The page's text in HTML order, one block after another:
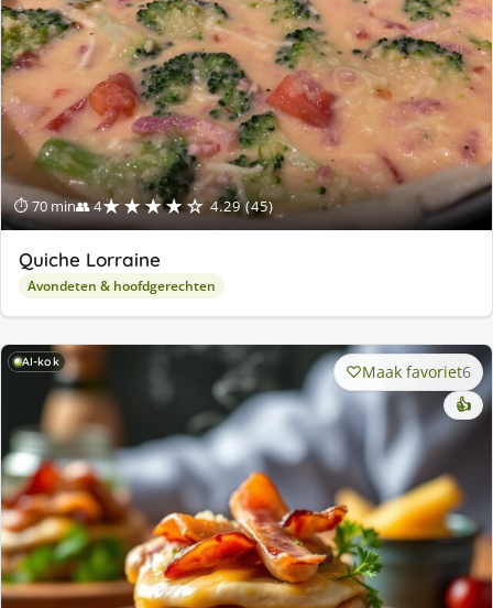
⏱ 70 min👥 4★★★★☆ 4.29 (45)
Quiche Lorraine
Avondeten & hoofdgerechten
AI-kok Maak favoriet6
👍